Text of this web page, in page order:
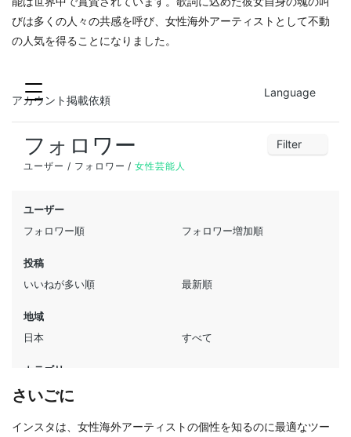
びは多くの人々の共感を呼び、女性海外アーティストとして不動
の人気を得ることになりました。
さいごに
インスタは、女性海外アーティストの個性を知るのに最適なツー